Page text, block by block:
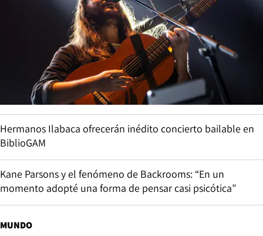
Hermanos Ilabaca ofrecerán inédito concierto bailable en
BiblioGAM
Kane Parsons y el fenómeno de Backrooms: “En un
momento adopté una forma de pensar casi psicótica”
MUNDO